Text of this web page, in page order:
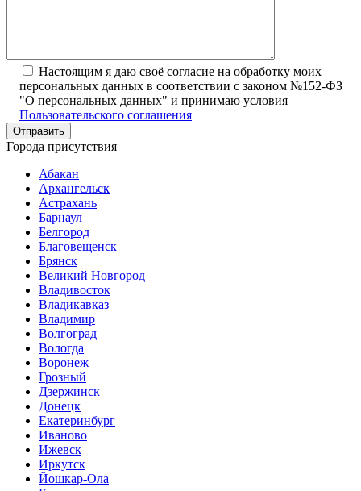
Настоящим я даю своё согласие на обработку моих
персональных данных в соответствии с законом №152-ФЗ
"О персональных данных" и принимаю условия
Пользовательского соглашения
Города присутствия
Абакан
Архангельск
Астрахань
Барнаул
Белгород
Благовещенск
Брянск
Великий Новгород
Владивосток
Владикавказ
Владимир
Волгоград
Вологда
Воронеж
Грозный
Дзержинск
Донецк
Екатеринбург
Иваново
Ижевск
Иркутск
Йошкар-Ола